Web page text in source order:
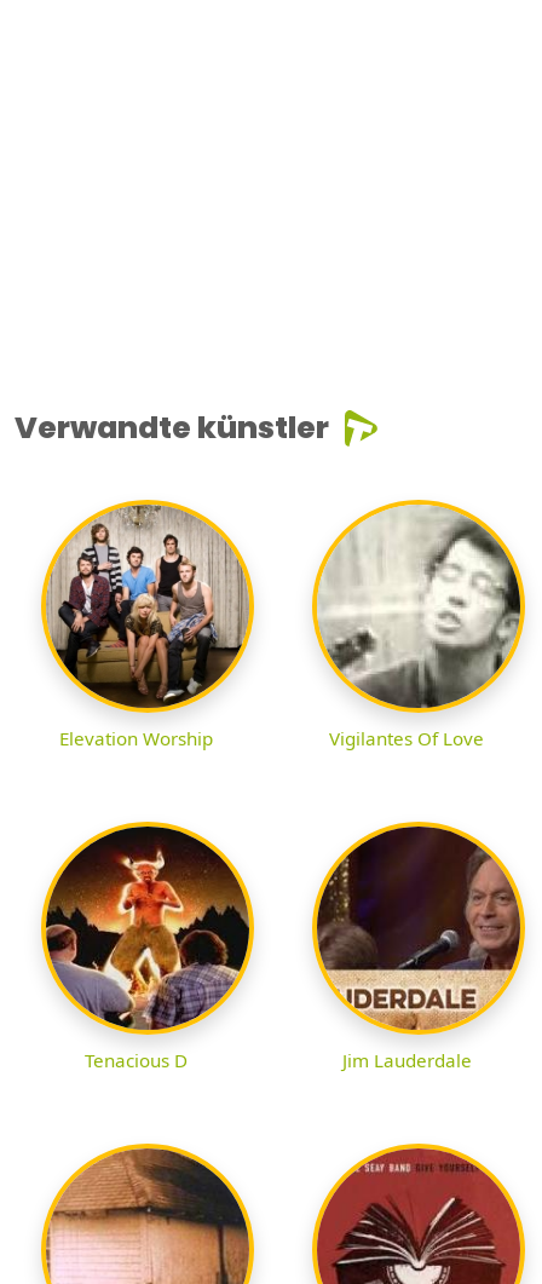
Verwandte künstler
Elevation Worship Vigilantes Of Love
Tenacious D Jim Lauderdale